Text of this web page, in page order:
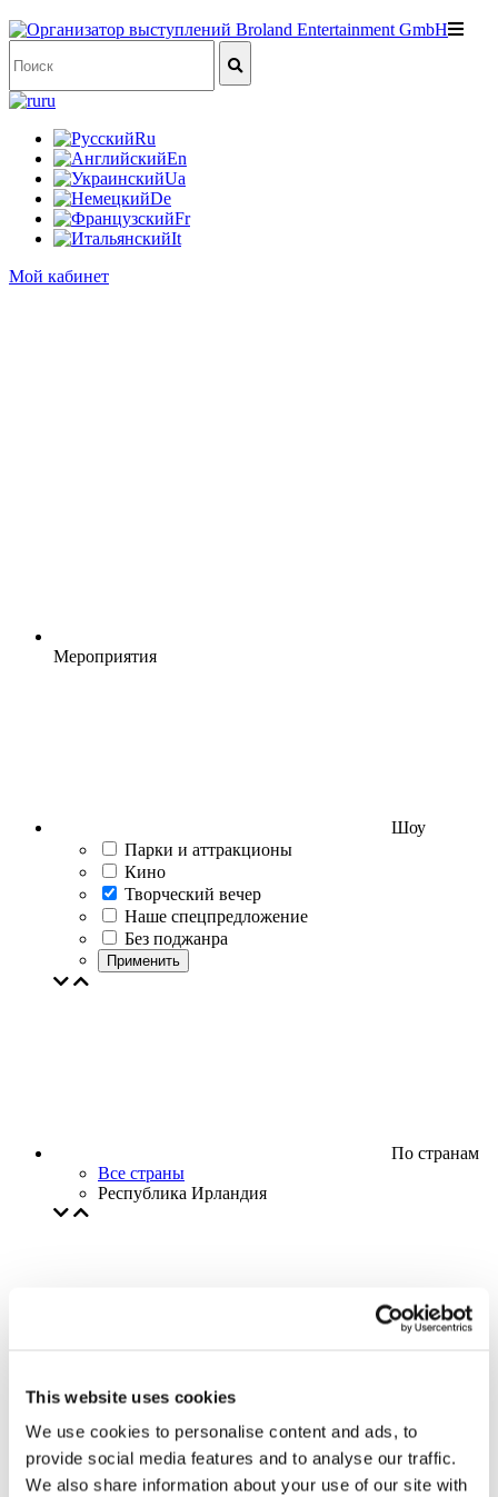
This website uses cookies
We use cookies to personalise content and ads, to
provide social media features and to analyse our traffic.
We also share information about your use of our site with
ru
Ru
En
Ua
De
Fr
It
Мой кабинет
Мероприятия
Шоу
Парки и аттракционы
Кино
Творческий вечер
Наше спецпредложение
Без поджанра
Применить
По странам
Все страны
Республика Ирландия